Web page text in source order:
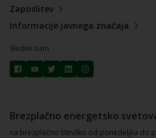
Zaposlitev
Informacije javnega značaja
Sledite nam
Brezplačno energetsko
na brezplačno številko od ponedeljka do